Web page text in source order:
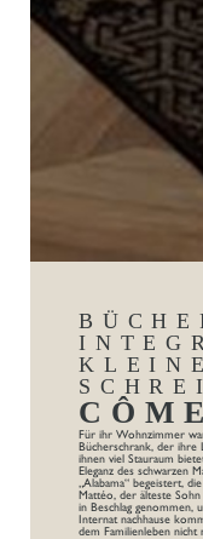
CÔME
Für ihr Wohnzimmer
Bücherschrank, der ihre
ihnen viel Stauraum
Eleganz des schwarzen
„Alabama“ begeistert,
Mattéo, der älteste
in Beschlag genommen,
Internat nachhause
dem Familienleben nicht